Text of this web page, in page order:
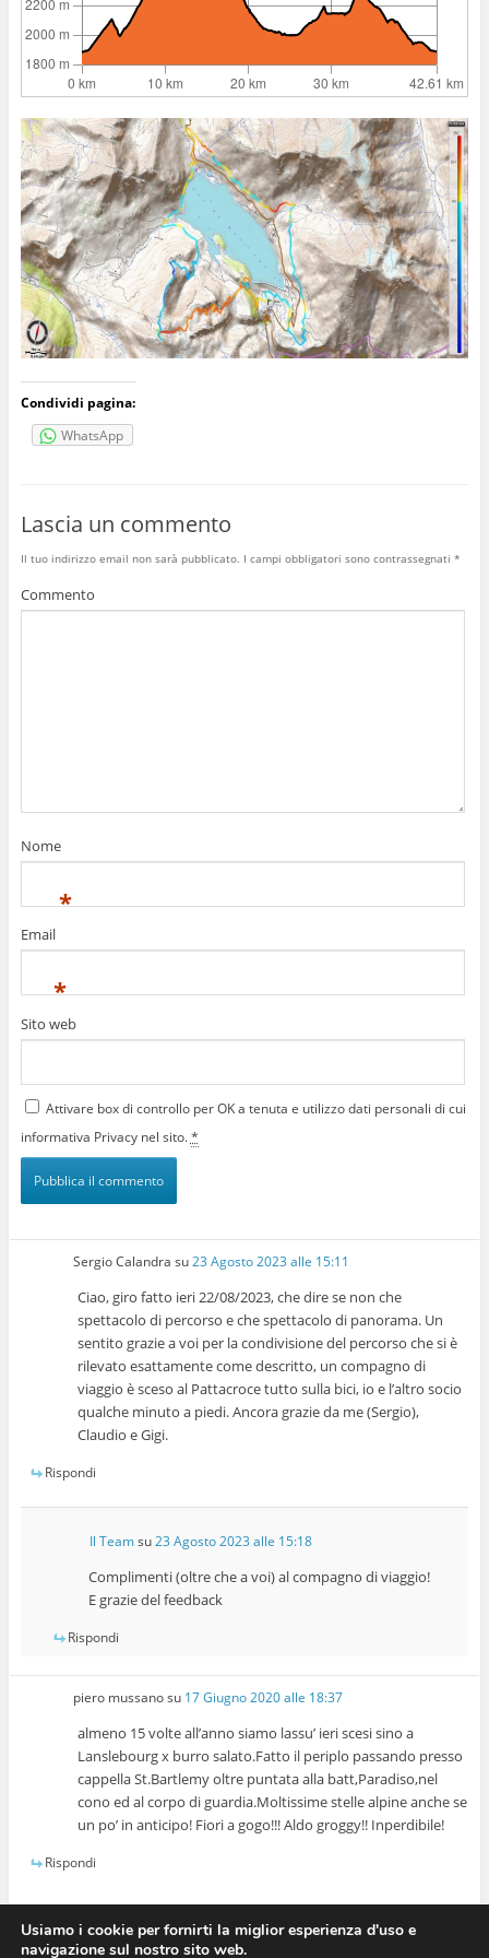
Condividi pagina:
WhatsApp
Lascia un commento
Il tuo indirizzo email non sarà pubblicato. I campi obbligatori sono contrassegnati *
Commento
Nome
*
Email
*
Sito web
Attivare box di controllo per OK a tenuta e utilizzo dati personali di cui
informativa Privacy nel sito.*
Sergio Calandra su23 Agosto 2023 alle 15:11
Ciao, giro fatto ieri 22/08/2023, che dire se non che
spettacolo di percorso e che spettacolo di panorama. Un
sentito grazie a voi per la condivisione del percorso che si è
rilevato esattamente come descritto, un compagno di
viaggio è sceso al Pattacroce tutto sulla bici, io e l’altro socio
qualche minuto a piedi. Ancora grazie da me (Sergio),
Claudio e Gigi.
Rispondi
Il Teamsu23 Agosto 2023 alle 15:18
Complimenti (oltre che a voi) al compagno di viaggio!
E grazie del feedback
Rispondi
piero mussanosu 17 Giugno 2020 alle 18:37
almeno 15 volte all’anno siamo lassu’ ieri scesi sino a
Lanslebourg x burro salato.Fatto il periplo passando presso
cappella St.Bartlemy oltre puntata alla batt,Paradiso,nel
cono ed al corpo di guardia.Moltissime stelle alpine anche se
un po’ in anticipo! Fiori a gogo!!! Aldo groggy!! Inperdibile!
Rispondi
Usiamo i cookie per fornirti la miglior esperienza d'uso e
navigazione sul nostro sito web.